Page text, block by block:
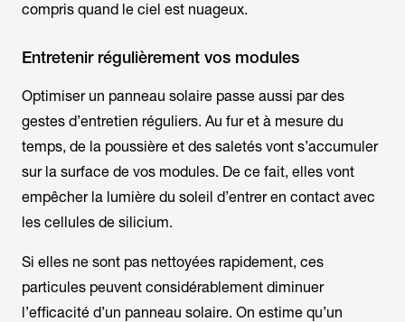
compris quand le ciel est nuageux.
Entretenir régulièrement vos modules
Optimiser un panneau solaire passe aussi par des
gestes d’entretien réguliers. Au fur et à mesure du
temps, de la poussière et des saletés vont s’accumuler
sur la surface de vos modules. De ce fait, elles vont
empêcher la lumière du soleil d’entrer en contact avec
les cellules de silicium.
Si elles ne sont pas nettoyées rapidement, ces
particules peuvent considérablement diminuer
l’efficacité d’un panneau solaire. On estime qu’un